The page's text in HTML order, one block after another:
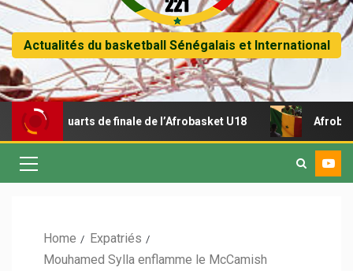
Actualités du basketball Sénégalais et International
de finale de l’Afrobasket U18 Afrobasket U18 –
Home
Expatriés
Mouhamed Sylla enflamme le McCamish